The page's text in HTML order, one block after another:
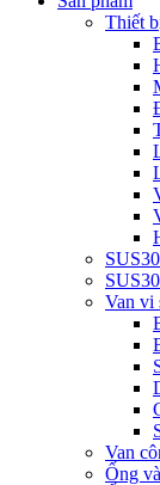
Thiết
Van vi
Van
Ống